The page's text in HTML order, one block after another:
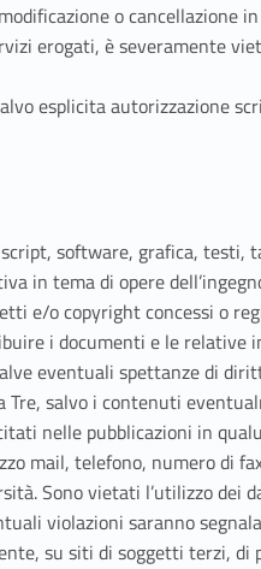
o
erogati, è severamente
esplicita autorizzazione
software, grafica,
in tema di opere
e/o copyright concessi o
i documenti e le
eventuali spettanze di
Tre, salvo i contenuti
nelle pubblicazioni in
mail, telefono, numero di
Sono vietati l’utilizzo
violazioni saranno
su siti di soggetti terzi, di